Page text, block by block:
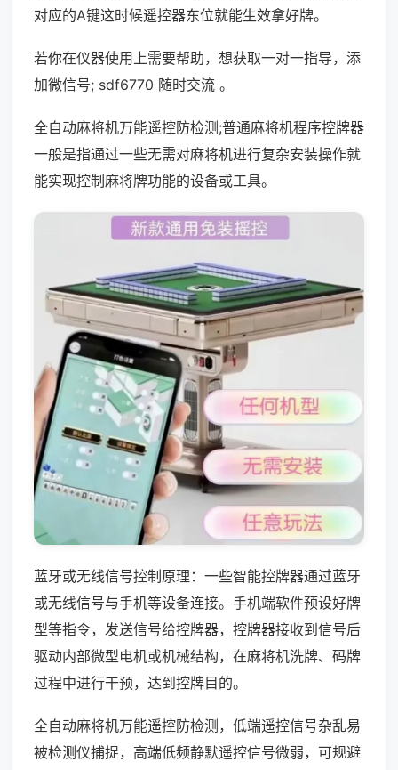
对应的A键这时候遥控器东位就能生效拿好牌。
若你在仪器使用上需要帮助，想获取一对一指导，添
加微信号; sdf6770 随时交流 。
全自动麻将机万能遥控防检测;普通麻将机程序控牌器
一般是指通过一些无需对麻将机进行复杂安装操作就
能实现控制麻将牌功能的设备或工具。
蓝牙或无线信号控制原理：一些智能控牌器通过蓝牙
或无线信号与手机等设备连接。手机端软件预设好牌
型等指令，发送信号给控牌器，控牌器接收到信号后
驱动内部微型电机或机械结构，在麻将机洗牌、码牌
过程中进行干预，达到控牌目的。
全自动麻将机万能遥控防检测，低端遥控信号杂乱易
被检测仪捕捉，高端低频静默遥控信号微弱，可规避